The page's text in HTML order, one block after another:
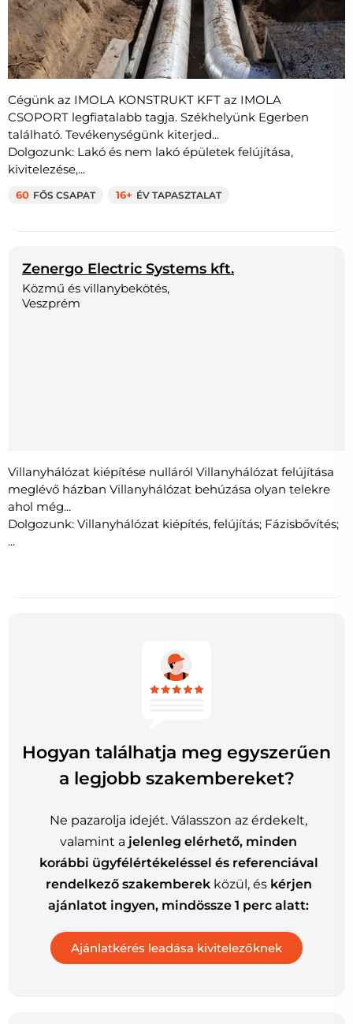
Cégünk az IMOLA KONSTRUKT KFT az IMOLA
CSOPORT legfiatalabb tagja. Székhelyünk Egerben
található. Tevékenységünk kiterjed...
Dolgozunk: Lakó és nem lakó épületek felújítása,
kivitelezése,...
60 FŐS CSAPAT 16+ ÉV TAPASZTALAT
Zenergo Electric Systems kft.
Közmű és villanybekötés,
Veszprém
Villanyhálózat kiépítése nulláról Villanyhálózat felújítása
meglévő házban Villanyhálózat behúzása olyan telekre
ahol még...
Dolgozunk: Villanyhálózat kiépítés, felújítás; Fázisbővítés;
...
Hogyan találhatja meg egyszerűen
a legjobb szakembereket?
Ne pazarolja idejét. Válasszon az érdekelt,
valamint a jelenleg elérhető, minden
korábbi ügyfélértékeléssel és referenciával
rendelkező szakemberekközül, és kérjen
ajánlatot ingyen, mindössze 1 perc alatt: